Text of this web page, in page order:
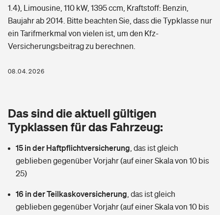
Arbeitsrechtsschutz
Berufshaftpflichtversicherung
Zur Übersicht
Tools
Wer versichert was: Jetzt Versicherer finden
Sie haben Fragen?
Glasversicherung
Mietkautionsversicherung
Restkreditversicherung
Pri­vate Haft­pflicht­
Kinderunfall­ver­si­che­rung
Kinderinvalidität
Hundehalter-Haftpflicht
Gesundheit
Private Krankenversicherung
Dread-Disease-Versicherung
Tierkrankenversicherung
Zur Übersicht
Tools
1.4), Limousine, 110 kW, 1395 ccm, Kraftstoff: Benzin,
Baujahr ab 2014. Bitte beachten Sie, dass die Typklasse nur
ein Tarifmerkmal von vielen ist, um den Kfz-
Versicherungsbeitrag zu berechnen.
08.04.2026
Das sind die aktuell gültigen
Typklassen für das Fahrzeug:
15 in der Haftpflichtversicherung das ist gleich
geblieben gegenüber Vorjahr (auf einer Skala von 10 bis
25)
16 in der Teilkaskoversicherung das ist gleich
geblieben gegenüber Vorjahr (auf einer Skala von 10 bis